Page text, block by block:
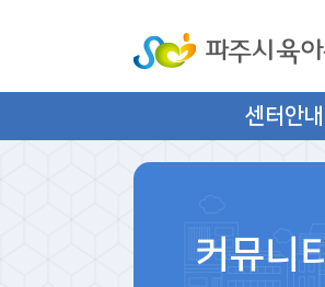
센터안내
커뮤니티